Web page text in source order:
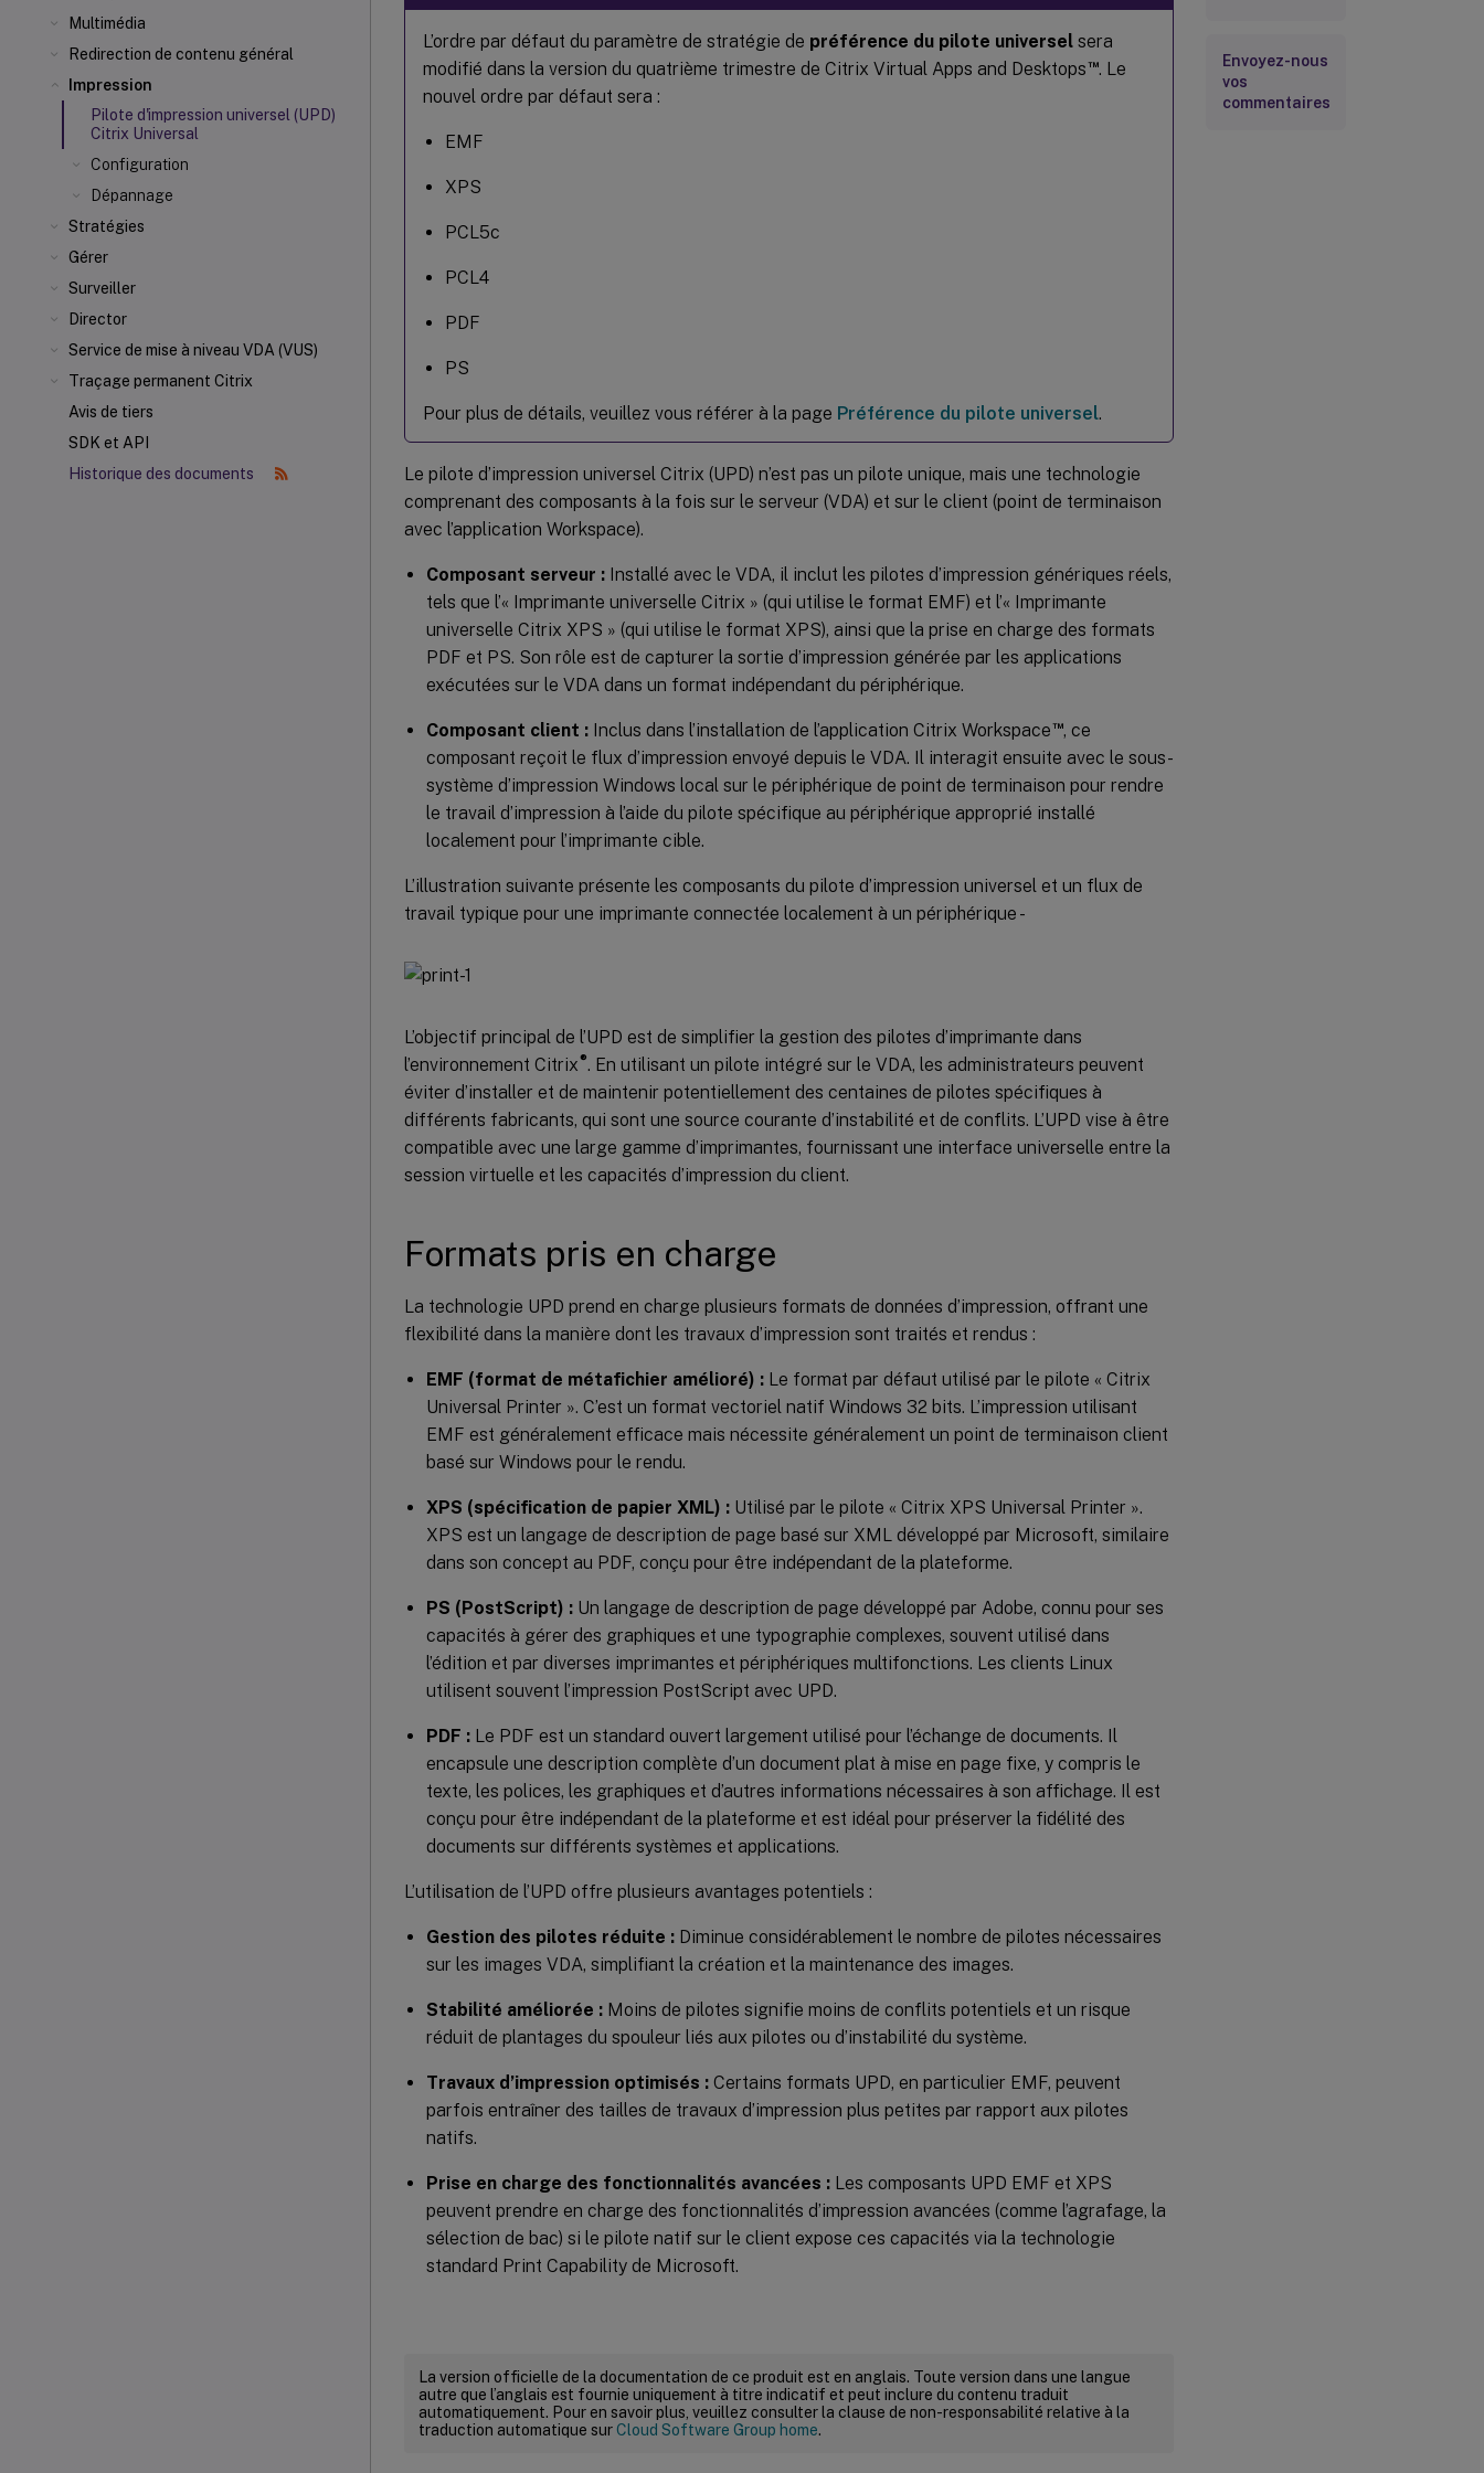
Multimédia
Redirection de contenu général
Impression
Pilote d'impression universel (UPD)
Citrix Universal
Configuration
Dépannage
Stratégies
Gérer
Surveiller
Director
Service de mise à niveau VDA (VUS)
Traçage permanent Citrix
Avis de tiers
SDK et API
Historique des documents
L’ordre par défaut du paramètre de stratégie de préférence du pilote universel sera
modifié dans la version du quatrième trimestre de Citrix Virtual Apps and Desktops™. Le
nouvel ordre par défaut sera :
EMF
XPS
PCL5c
PCL4
PDF
PS
Pour plus de détails, veuillez vous référer à la page Préférence du pilote universel.
Le pilote d’impression universel Citrix (UPD) n’est pas un pilote unique, mais une technologie
comprenant des composants à la fois sur le serveur (VDA) et sur le client (point de terminaison
avec l’application Workspace).
Composant serveur : Installé avec le VDA, il inclut les pilotes d’impression génériques réels,
tels que l’« Imprimante universelle Citrix » (qui utilise le format EMF) et l’« Imprimante
universelle Citrix XPS » (qui utilise le format XPS), ainsi que la prise en charge des formats
PDF et PS. Son rôle est de capturer la sortie d’impression générée par les applications
exécutées sur le VDA dans un format indépendant du périphérique.
Composant client : Inclus dans l’installation de l’application Citrix Workspace™, ce
composant reçoit le flux d’impression envoyé depuis le VDA. Il interagit ensuite avec le sous-
système d’impression Windows local sur le périphérique de point de terminaison pour rendre
le travail d’impression à l’aide du pilote spécifique au périphérique approprié installé
localement pour l’imprimante cible.
L’illustration suivante présente les composants du pilote d’impression universel et un flux de
travail typique pour une imprimante connectée localement à un périphérique -
L’objectif principal de l’UPD est de simplifier la gestion des pilotes d’imprimante dans
l’environnement Citrix®. En utilisant un pilote intégré sur le VDA, les administrateurs peuvent
éviter d’installer et de maintenir potentiellement des centaines de pilotes spécifiques à
différents fabricants, qui sont une source courante d’instabilité et de conflits. L’UPD vise à être
compatible avec une large gamme d’imprimantes, fournissant une interface universelle entre la
session virtuelle et les capacités d’impression du client.
Formats pris en charge
La technologie UPD prend en charge plusieurs formats de données d’impression, offrant une
flexibilité dans la manière dont les travaux d’impression sont traités et rendus :
EMF (format de métafichier amélioré) : Le format par défaut utilisé par le pilote « Citrix
Universal Printer ». C’est un format vectoriel natif Windows 32 bits. L’impression utilisant
EMF est généralement efficace mais nécessite généralement un point de terminaison client
basé sur Windows pour le rendu.
XPS (spécification de papier XML) : Utilisé par le pilote « Citrix XPS Universal Printer ».
XPS est un langage de description de page basé sur XML développé par Microsoft, similaire
dans son concept au PDF, conçu pour être indépendant de la plateforme.
PS (PostScript) : Un langage de description de page développé par Adobe, connu pour ses
capacités à gérer des graphiques et une typographie complexes, souvent utilisé dans
l’édition et par diverses imprimantes et périphériques multifonctions. Les clients Linux
utilisent souvent l’impression PostScript avec UPD.
PDF : Le PDF est un standard ouvert largement utilisé pour l’échange de documents. Il
encapsule une description complète d’un document plat à mise en page fixe, y compris le
texte, les polices, les graphiques et d’autres informations nécessaires à son affichage. Il est
conçu pour être indépendant de la plateforme et est idéal pour préserver la fidélité des
documents sur différents systèmes et applications.
L’utilisation de l’UPD offre plusieurs avantages potentiels :
Gestion des pilotes réduite : Diminue considérablement le nombre de pilotes nécessaires
sur les images VDA, simplifiant la création et la maintenance des images.
Stabilité améliorée : Moins de pilotes signifie moins de conflits potentiels et un risque
réduit de plantages du spouleur liés aux pilotes ou d’instabilité du système.
Travaux d’impression optimisés : Certains formats UPD, en particulier EMF, peuvent
parfois entraîner des tailles de travaux d’impression plus petites par rapport aux pilotes
natifs.
Prise en charge des fonctionnalités avancées : Les composants UPD EMF et XPS
peuvent prendre en charge des fonctionnalités d’impression avancées (comme l’agrafage, la
sélection de bac) si le pilote natif sur le client expose ces capacités via la technologie
standard Print Capability de Microsoft.
La version officielle de la documentation de ce produit est en anglais. Toute version dans une langue
autre que l’anglais est fournie uniquement à titre indicatif et peut inclure du contenu traduit
automatiquement. Pour en savoir plus, veuillez consulter la clause de non-responsabilité relative à la
traduction automatique surCloud Software Group home.
Envoyez-nous
vos
commentaires